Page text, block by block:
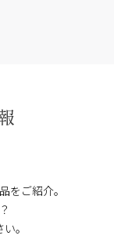
をご紹介。
。